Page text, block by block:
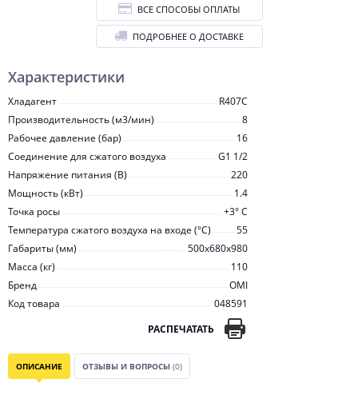
Характеристики
Хладагент
R407С
Производительность (м3/мин)
8
Рабочее давление (бар)
16
Соединение для сжатого воздуха
G1 1/2
Напряжение питания (В)
220
Мощность (кВт)
1.4
Точка росы
+3° С
Температура сжатого воздуха на входе (°С)
55
Габариты (мм)
500x680x980
Масса (кг)
110
Бренд
OMI
Код товара
048591
РАСПЕЧАТАТЬ
ВСЕ СПОСОБЫ ОПЛАТЫ
ПОДРОБНЕЕ О ДОСТАВКЕ
ОПИСАНИЕ ОТЗЫВЫ И ВОПРОСЫ (0)